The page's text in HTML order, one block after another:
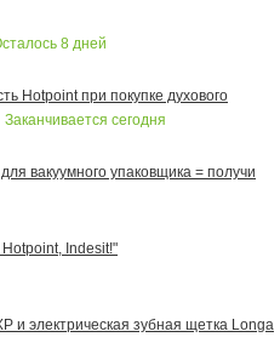
8 дней
Hotpoint при покупке духового
Заканчивается сегодня
вакуумного упаковщика = получи
Indesit!"
и электрическая зубная щетка Longa